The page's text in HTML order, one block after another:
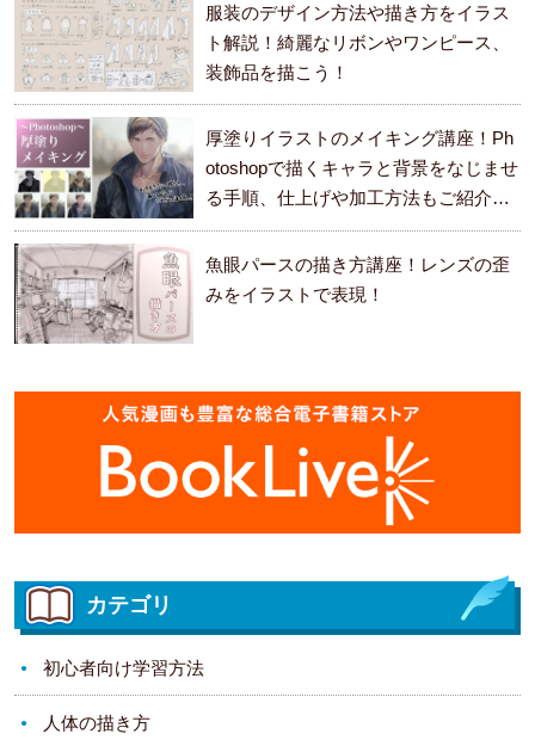
服装のデザイン方法や描き方をイラス
ト解説！綺麗なリボンやワンピース、
装飾品を描こう！
厚塗りイラストのメイキング講座！Ph
otoshopで描くキャラと背景をなじませ
る手順、仕上げや加工方法もご紹介し
ます。
魚眼パースの描き方講座！レンズの歪
みをイラストで表現！
カテゴリ
初心者向け学習方法
人体の描き方